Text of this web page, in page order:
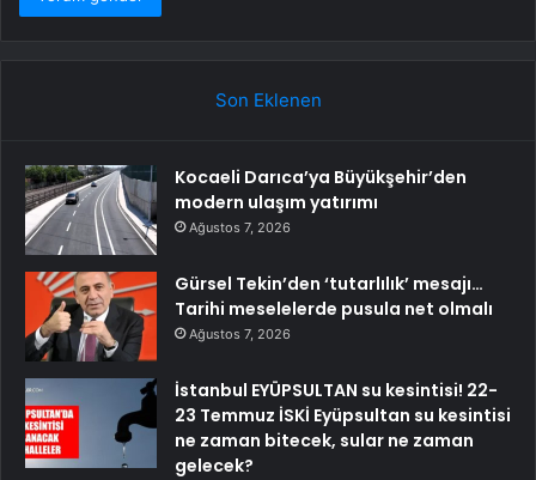
Son Eklenen
Kocaeli Darıca’ya Büyükşehir’den
modern ulaşım yatırımı
Ağustos 7, 2026
Gürsel Tekin’den ‘tutarlılık’ mesajı…
Tarihi meselelerde pusula net olmalı
Ağustos 7, 2026
İstanbul EYÜPSULTAN su kesintisi! 22-
23 Temmuz İSKİ Eyüpsultan su kesintisi
ne zaman bitecek, sular ne zaman
gelecek?